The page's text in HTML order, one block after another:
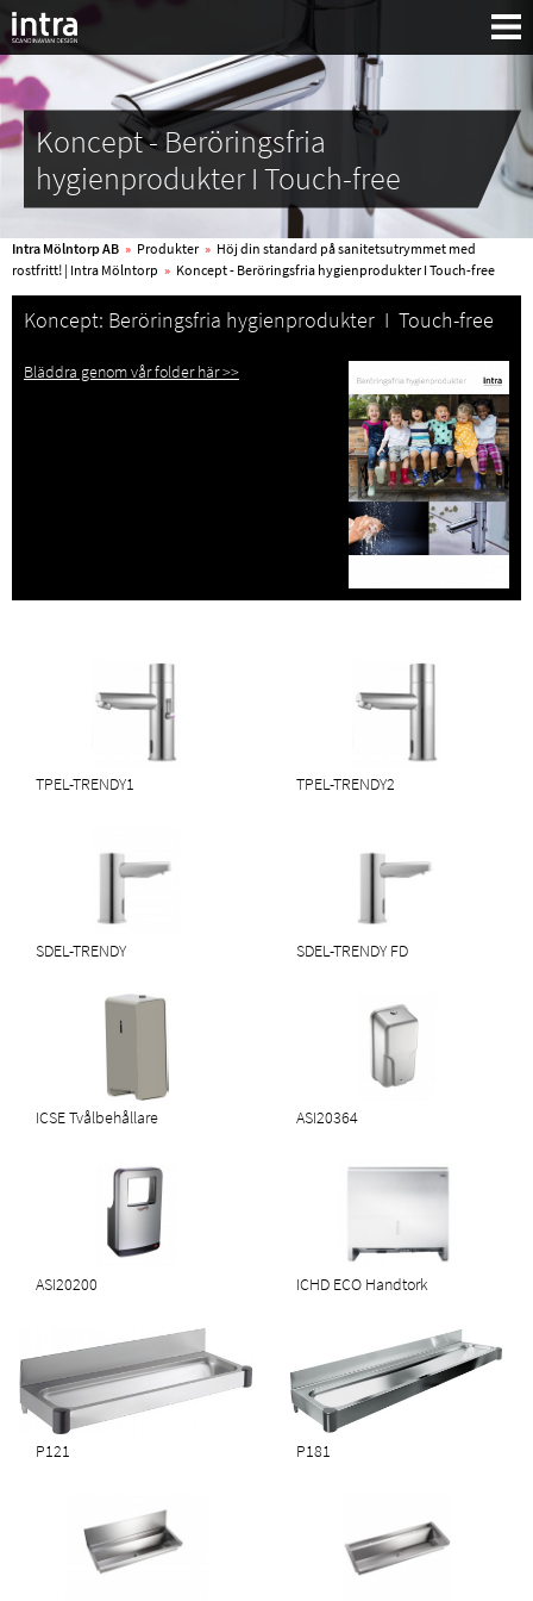
Koncept - Beröringsfria
hygienprodukter I Touch-free
Intra Mölntorp AB » Produkter » Höj din standard på sanitetsutrymmet med
rostfritt! | Intra Mölntorp » Koncept - Beröringsfria hygienprodukter I Touch-free
Koncept: Beröringsfria hygienprodukter I Touch-free
Bläddra genom vår folder här >>
TPEL-TRENDY1 TPEL-TRENDY2
SDEL-TRENDY SDEL-TRENDY FD
ICSE Tvålbehållare ASI20364
ASI20200 ICHD ECO Handtork
P121 P181